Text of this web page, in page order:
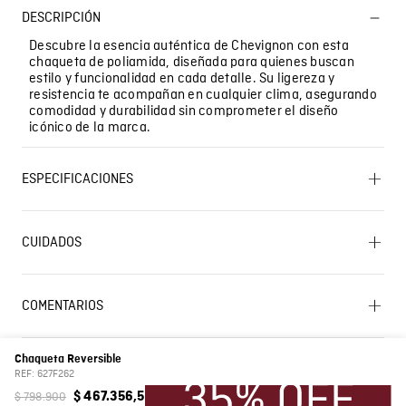
Chaqueta Reversible
REF: 627F262
$798.900 $ 467.356,5
DESCRIPCIÓN
Descubre la esencia auténtica de Chevignon con esta
chaqueta de poliamida, diseñada para quienes buscan
estilo y funcionalidad en cada detalle. Su ligereza y
resistencia te acompañan en cualquier clima, asegurando
comodidad y durabilidad sin comprometer el diseño
icónico de la marca.
ESPECIFICACIONES
Temperatura máxima de lavado 30 ºC. Proceso
moderado. OTROS: Lavar por el revés. PLANCHADO: No
No remojar. OTROS: No retorcer ni exprimir. CUIDADO
secar en máquina.
Composición
Color Negro
CUIDADOS
COMENTARIOS
Cargando el resumen…
Por favor, inicia sesión para escribir un comentario.